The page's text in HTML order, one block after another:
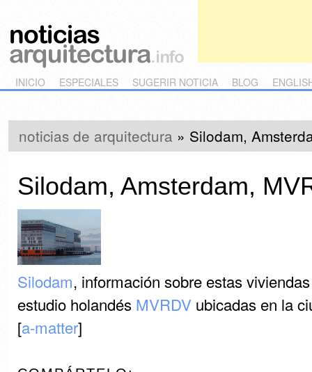
Main menu
Skip to primary content
Skip to secondary content
INICIO ESPECIALES SUGERIR NOTICIA BLOG
noticias de arquitectura » Silodam,
Silodam, Amsterdam,
Silodam, información sobre estas
estudio holandés MVRDVubicadas en la
[a-matter]